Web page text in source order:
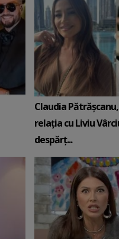
Claudia
relația cu Liviu
despărț...